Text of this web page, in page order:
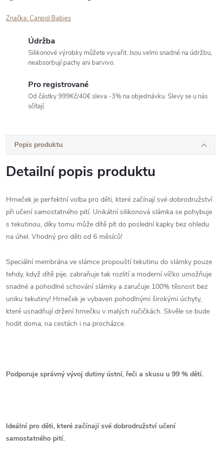
Značka: Canpol Babies
Údržba
Silikonové výrobky můžete vyvařit. Jsou velmi snadné na údržbu,
neabsorbují pachy ani barvivo.
Pro registrované
Od částky 999Kč/40€ sleva -3% na objednávku. Slevy se u nás
sčítají.
Popis produktu
Detailní popis produktu
Hrneček je perfektní volba pro děti, které začínají své dobrodružství
při učení samostatného pití. Unikátní silikonová slámka se pohybuje
s tekutinou, díky tomu může dítě pít do poslední kapky bez ohledu
na úhel. Vhodný pro děti od 6 měsíců!
Speciální membrána ve slámce propouští tekutinu do slámky pouze
tehdy, když dítě pije, zabraňuje tak rozlití a moderní víčko umožňuje
snadné a pohodlné schování slámky a zaručuje 100% těsnost bez
uniku tekutiny! Hrneček je vybaven pohodlnými širokými úchyty,
které usnadňují držení hrnečku v malých ručičkách. Skvěle se bude
hodit doma, na cestách i na procházce.
Podporuje správný vývoj dutiny ústní, řeči a skusu u 99 % dětí.
Ideální pro děti, které začínají své dobrodružství učení
samostatného pití.